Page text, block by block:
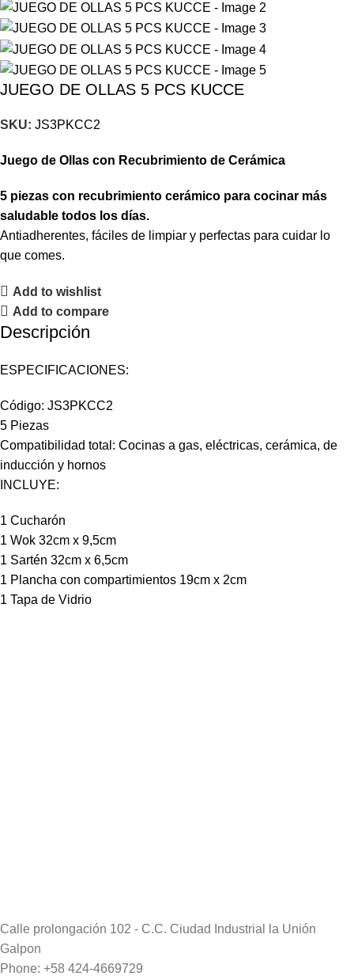
JUEGO DE OLLAS 5 PCS KUCCE
SKU: JS3PKCC2
Juego de Ollas con Recubrimiento de Cerámica
5 piezas con recubrimiento cerámico para cocinar más
saludable todos los días.
Antiadherentes, fáciles de limpiar y perfectas para cuidar lo
que comes.
Add to wishlist
Add to compare
Descripción
ESPECIFICACIONES:
Código: JS3PKCC2
5 Piezas
Compatibilidad total: Cocinas a gas, eléctricas, cerámica, de
inducción y hornos
INCLUYE:
1 Cucharón
1 Wok 32cm x 9,5cm
1 Sartén 32cm x 6,5cm
1 Plancha con compartimientos 19cm x 2cm
1 Tapa de Vidrio
Calle prolongación 102 - C.C. Ciudad Industrial la Unión
Galpon
Phone: +58 424-4669729